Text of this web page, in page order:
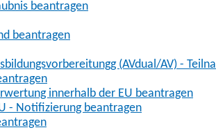
beantragen
beantragen
(AVdual/AV) -
innerhalb der EU beantragen
- Notifizierung beantragen